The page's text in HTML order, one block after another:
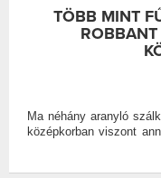
TÖBB MINT
Ma néhány aranyló
középkorban viszont